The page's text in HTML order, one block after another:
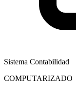
Sistema Contabilidad
COMPUTARIZADO